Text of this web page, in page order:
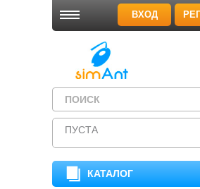
ВХОД
ПУСТА
КАТАЛОГ